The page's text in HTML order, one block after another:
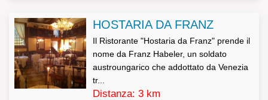
L’interessato potrà esercitare tutti i diritti di cui all’art. 7
del DL 196/2003 (tra cui i diritti di accesso, rettifica,
aggiornamento, di opposizione al trattamento e di
cancellazione).
HOSTARIA DA FRANZ
Il Ristorante "Hostaria da Franz" prende il
nome da Franz Habeler, un soldato
austroungarico che addottato da Venezia
tr...
Distanza: 3 km